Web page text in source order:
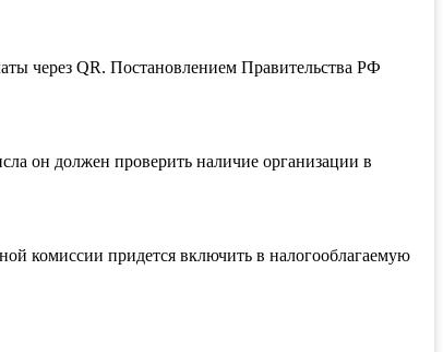
через QR. Постановлением Правительства РФ
он должен проверить наличие организации в
комиссии придется включить в налогооблагаемую